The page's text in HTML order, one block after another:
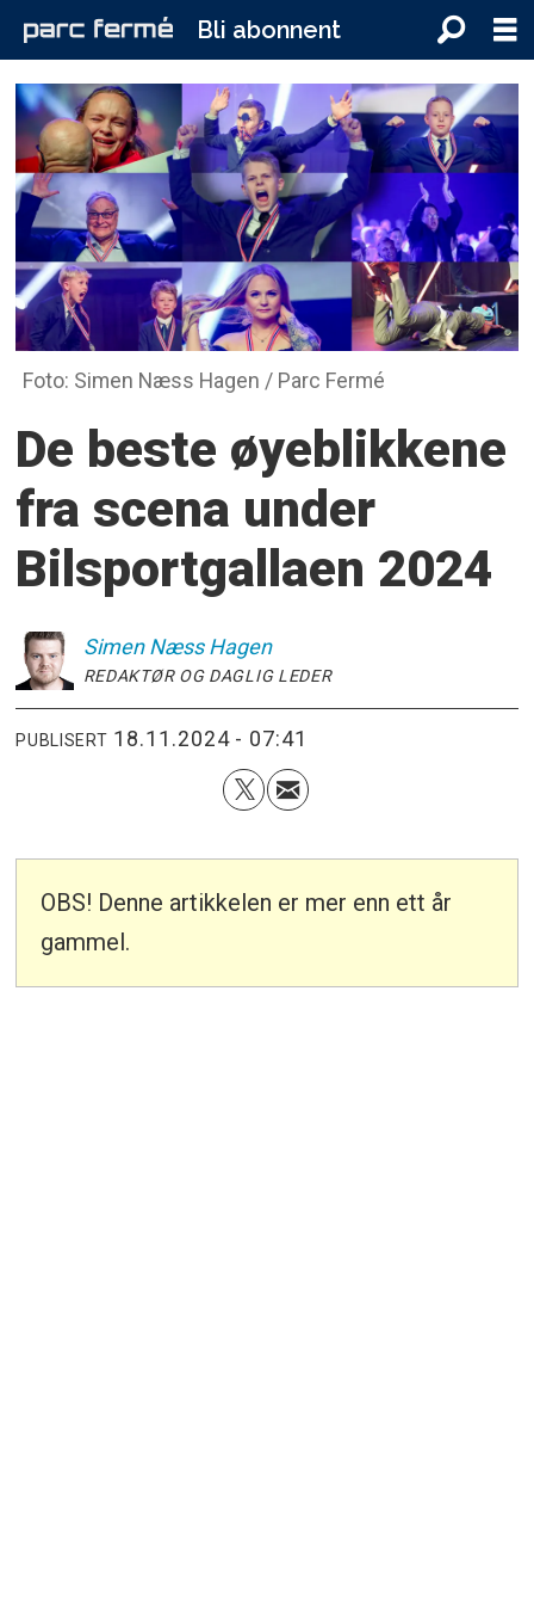
Bli abonnent
Foto: Simen Næss Hagen / Parc Fermé
De beste øyeblikkene
fra scena under
Bilsportgallaen 2024
Simen Næss Hagen
REDAKTØR OG DAGLIG LEDER
PUBLISERT 18.11.2024 - 07:41
OBS! Denne artikkelen er mer enn ett år
gammel.